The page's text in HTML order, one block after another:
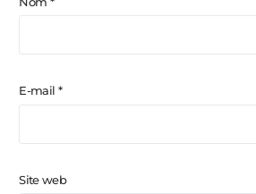
E-mail *
Site web